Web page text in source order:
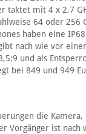
taktet mit 4 x 2,7
64 oder 256
haben eine
nach wie vor
und als
bei 849 und 949
die Kamera,
Vorgänger ist